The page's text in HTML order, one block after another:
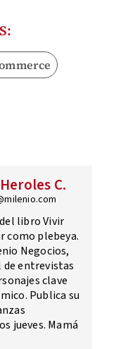
C.
libro Vivir
como plebeya.
Negocios,
entrevistas
clave
Publica su
jueves. Mamá